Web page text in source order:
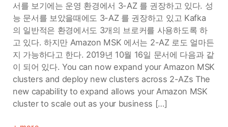
서를 보기에는 운영 환경에서 3-AZ 를 권장하고 있다. 성
능 문서를 보았을때에도 3-AZ 를 권장하고 있고 Kafka
의 일반적은 환경에서도 3개의 브로커를 사용하도록 하
고 있다. 하지만 Amazon MSK 에서는 2-AZ 로도 얼마든
지 가능하다고 한다. 2019년 10월 16일 문서에 다음과 같
이 되어 있다. You can now expand your Amazon MSK
clusters and deploy new clusters across 2-AZs The
new capability to expand allows your Amazon MSK
cluster to scale out as your business […]